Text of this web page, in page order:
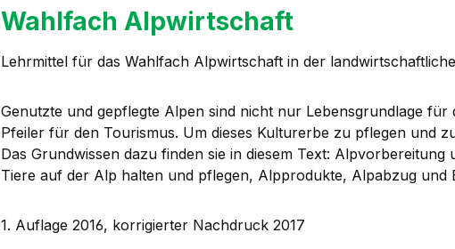
Wahlfach Alpwirtschaft
Lehrmittel für das Wahlfach Alpwirtschaft in der
Genutzte und gepflegte Alpen sind nicht nur Lebensgrundlage
Pfeiler für den Tourismus. Um dieses Kulturerbe zu pflegen und
Das Grundwissen dazu finden sie in diesem Text:
Tiere auf der Alp halten und pflegen, Alpprodukte, Alpabzug
1. Auflage 2016, korrigierter Nachdruck 2017